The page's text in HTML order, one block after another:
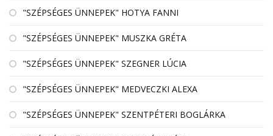
"SZÉPSÉGES ÜNNEPEK" HOTYA FANNI
"SZÉPSÉGES ÜNNEPEK" MUSZKA GRÉTA
"SZÉPSÉGES ÜNNEPEK" SZEGNER LÚCIA
"SZÉPSÉGES ÜNNEPEK" MEDVECZKI ALEXA
"SZÉPSÉGES ÜNNEPEK" SZENTPÉTERI BOGLÁRKA